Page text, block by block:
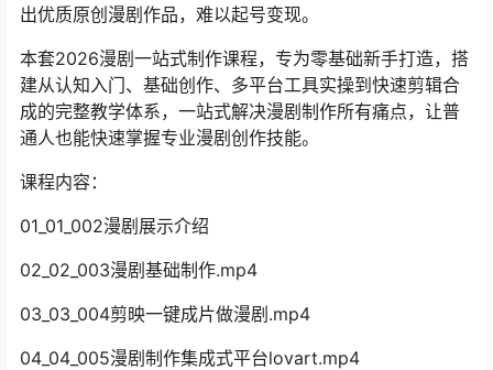
出优质原创漫剧作品，难以起号变现。
本套2026漫剧一站式制作课程，专为零基础新手打造，搭
建从认知入门、基础创作、多平台工具实操到快速剪辑合
成的完整教学体系，一站式解决漫剧制作所有痛点，让普
通人也能快速掌握专业漫剧创作技能。
课程内容：
01_01_002漫剧展示介绍
02_02_003漫剧基础制作.mp4
03_03_004剪映一键成片做漫剧.mp4
04_04_005漫剧制作集成式平台lovart.mp4